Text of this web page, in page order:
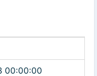
00:00:00